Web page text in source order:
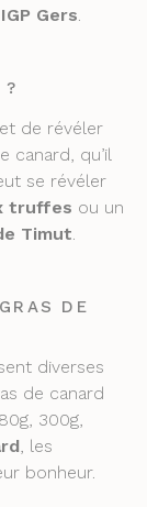
Gers.
?
de révéler
canard, qu’il
se révéler
truffes ou un
Timut.
DE
diverses
de canard
300g,
, les
bonheur.